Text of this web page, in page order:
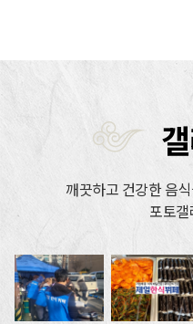
깨끗하고 건강한 음
포토